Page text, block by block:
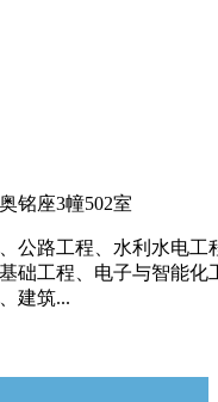
铭座3幢502室
公路工程、水利水电工
础工程、电子与智能化
建筑...